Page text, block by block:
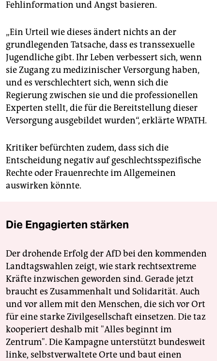
Fehlinformation und Angst basieren.
„Ein Urteil wie dieses ändert nichts an der
grundlegenden Tatsache, dass es transsexuelle
Jugendliche gibt. Ihr Leben verbessert sich, wenn
sie Zugang zu medizinischer Versorgung haben,
und es verschlechtert sich, wenn sich die
Regierung zwischen sie und die professionellen
Experten stellt, die für die Bereitstellung dieser
Versorgung ausgebildet wurden“, erklärte WPATH.
Kritiker befürchten zudem, dass sich die
Entscheidung negativ auf geschlechtsspezifische
Rechte oder Frauenrechte im Allgemeinen
auswirken könnte.
Die Engagierten stärken
Der drohende Erfolg der AfD bei den kommenden
Landtagswahlen zeigt, wie stark rechtsextreme
Kräfte inzwischen geworden sind. Gerade jetzt
braucht es Zusammenhalt und Solidarität. Auch
und vor allem mit den Menschen, die sich vor Ort
für eine starke Zivilgesellschaft einsetzen. Die taz
kooperiert deshalb mit "Alles beginnt im
Zentrum". Die Kampagne unterstützt bundesweit
linke, selbstverwaltete Orte und baut einen